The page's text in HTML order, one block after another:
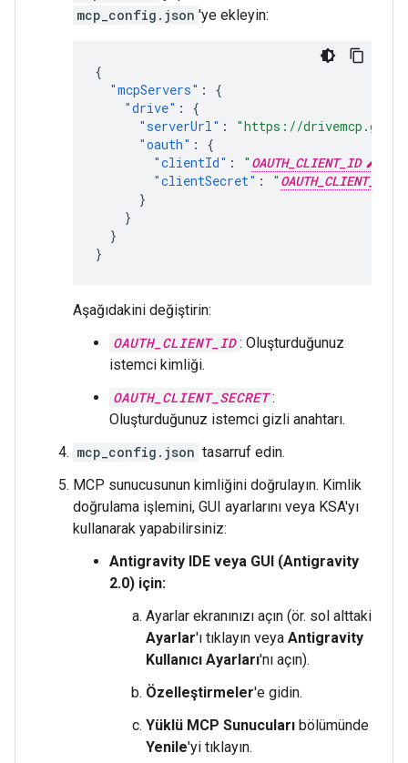
mcp_config.json 'ye ekleyin:
{
"mcpServers" :
{
"drive" :
{
"serverUrl" :
"https://
"oauth" :
{
"clientId" : " OAUTH_CLIENT_ID
"clientSecret" : "
}
}
}
}
Aşağıdakini değiştirin:
OAUTH_CLIENT_ID : Oluşturduğunuz
istemci kimliği.
OAUTH_CLIENT_SECRET :
Oluşturduğunuz istemci gizli anahtarı.
mcp_config.json tasarruf edin.
MCP sunucusunun kimliğini doğrulayın. Kimlik
doğrulama işlemini, GUI ayarlarını veya KSA'yı
kullanarak yapabilirsiniz:
Antigravity IDE veya GUI (Antigravity
2.0) için:
Ayarlar ekranınızı açın (ör. sol alttaki
Ayarlar'ı tıklayın veya Antigravity
Kullanıcı Ayarları'nı açın).
Özelleştirmeler'e gidin.
Yüklü MCP Sunucuları bölümünde
Yenile'yi tıklayın.